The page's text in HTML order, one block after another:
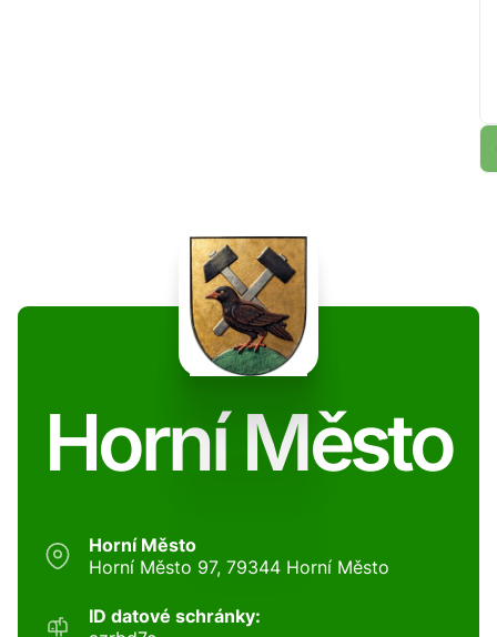
Horní Město
Horní Město
Horní Město 97, 79344 Horní Město
ID datové schránky: